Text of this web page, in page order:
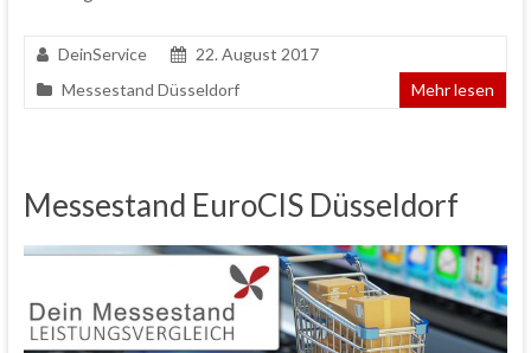
DeinService
22. August 2017
Messestand Düsseldorf
Mehr lesen
Messestand EuroCIS Düsseldorf